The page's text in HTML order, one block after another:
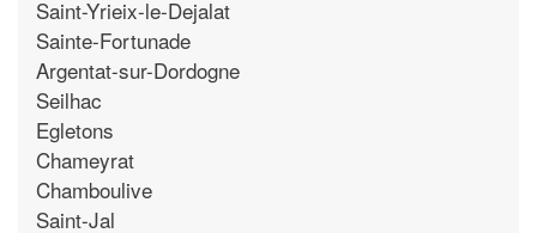
Saint-Yrieix-le-Dejalat
Sainte-Fortunade
Argentat-sur-Dordogne
Seilhac
Egletons
Chameyrat
Chamboulive
Saint-Jal